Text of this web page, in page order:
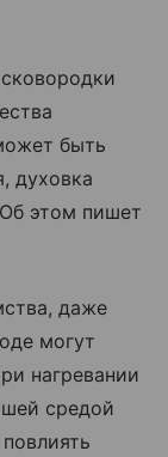
быть
духовка
этом пишет
даже
могут
нагревании
средой